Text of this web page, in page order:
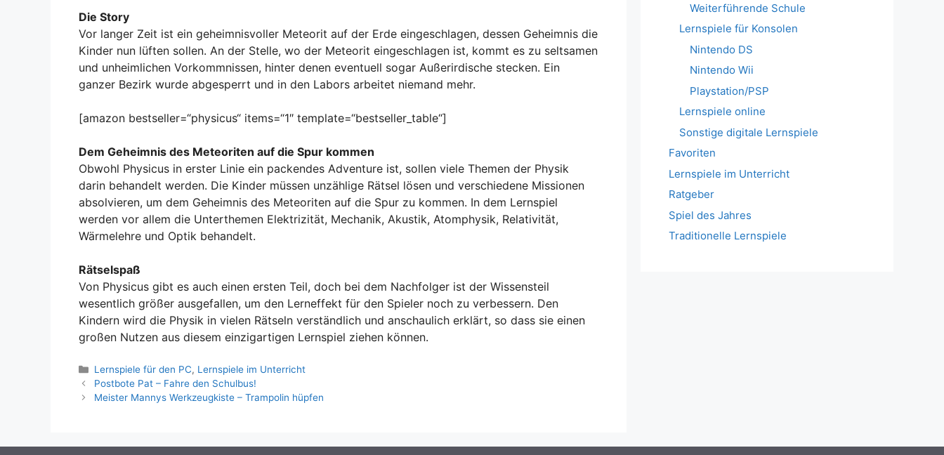
Die Story
Vor langer Zeit ist ein geheimnisvoller Meteorit auf der Erde eingeschlagen, dessen Geheimnis die
Kinder nun lüften sollen. An der Stelle, wo der Meteorit eingeschlagen ist, kommt es zu seltsamen
und unheimlichen Vorkommnissen, hinter denen eventuell sogar Außerirdische stecken. Ein
ganzer Bezirk wurde abgesperrt und in den Labors arbeitet niemand mehr.
[amazon bestseller=“physicus“ items=“1″ template=“bestseller_table“]
Dem Geheimnis des Meteoriten auf die Spur kommen
Obwohl Physicus in erster Linie ein packendes Adventure ist, sollen viele Themen der Physik
darin behandelt werden. Die Kinder müssen unzählige Rätsel lösen und verschiedene Missionen
absolvieren, um dem Geheimnis des Meteoriten auf die Spur zu kommen. In dem Lernspiel
werden vor allem die Unterthemen Elektrizität, Mechanik, Akustik, Atomphysik, Relativität,
Wärmelehre und Optik behandelt.
Rätselspaß
Von Physicus gibt es auch einen ersten Teil, doch bei dem Nachfolger ist der Wissensteil
wesentlich größer ausgefallen, um den Lerneffekt für den Spieler noch zu verbessern. Den
Kindern wird die Physik in vielen Rätseln verständlich und anschaulich erklärt, so dass sie einen
großen Nutzen aus diesem einzigartigen Lernspiel ziehen können.
Kategorien
Lernspiele für den PC, Lernspiele im Unterricht
Postbote Pat – Fahre den Schulbus!
Meister Mannys Werkzeugkiste – Trampolin hüpfen
Weiterführende Schule
Lernspiele für Konsolen
Nintendo DS
Nintendo Wii
Playstation/PSP
Lernspiele online
Sonstige digitale Lernspiele
Favoriten
Lernspiele im Unterricht
Ratgeber
Spiel des Jahres
Traditionelle Lernspiele